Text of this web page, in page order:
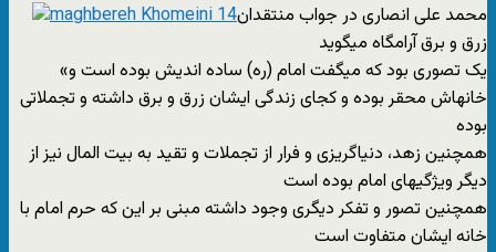
محمد علی انصاری در جواب منتقدان
زرق و برق آرامگاه میگوید
«یک تصوری بود که میگفت امام (ره) ساده اندیش بوده است و
خانهاش محقر بوده و کجای زندگی ایشان زرق و برق داشته و تجملاتی
بوده
همچنین زهد، دنیاگریزی و فرار از تجملات و تقید به بیت المال نیز از
دیگر ویژگیهای امام بوده است
همچنین تصور و تفکر دیگری وجود داشته مبنی بر این که حرم امام با
خانه ایشان متفاوت است